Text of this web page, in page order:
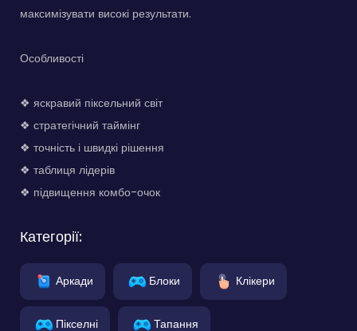
максимізувати високі результати.
Особливості
❖ яскравий піксельний світ
❖ стратегічний таймінг
❖ точність і швидкі рішення
❖ таблиця лідерів
❖ підвищення комбо-очок
Категорії:
Аркади Блоки Клікери
Пікселні Тапання